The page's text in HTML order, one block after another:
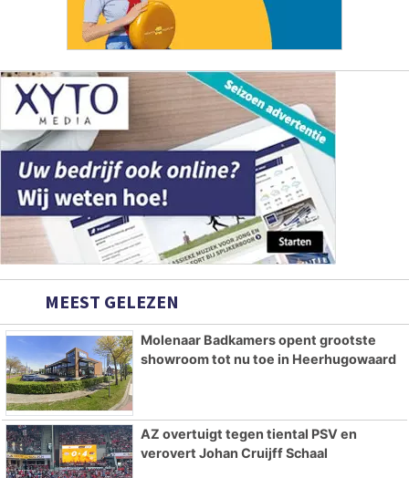
MEEST GELEZEN
Molenaar Badkamers opent grootste
showroom tot nu toe in Heerhugowaard
AZ overtuigt tegen tiental PSV en
verovert Johan Cruijff Schaal